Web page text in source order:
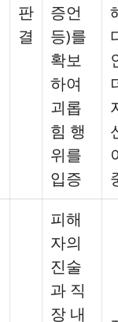
판
결
증언
등)를
확보
하여
괴롭
힘 행
위를
입증
피해
자의
진술
과 직
장 내